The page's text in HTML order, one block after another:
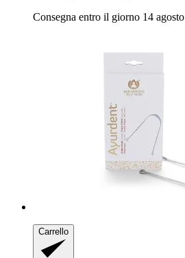
Consegna entro il giorno 14 agosto
Carrello